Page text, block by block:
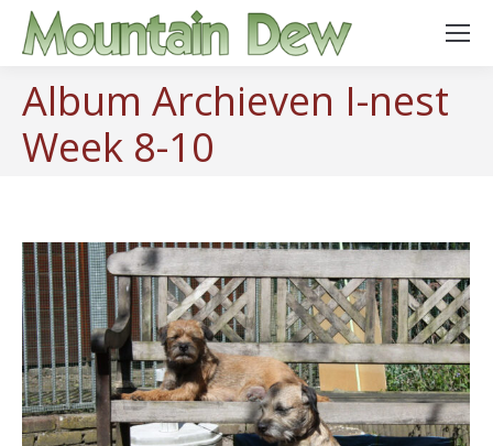
Album Archieven I-nest
Week 8-10